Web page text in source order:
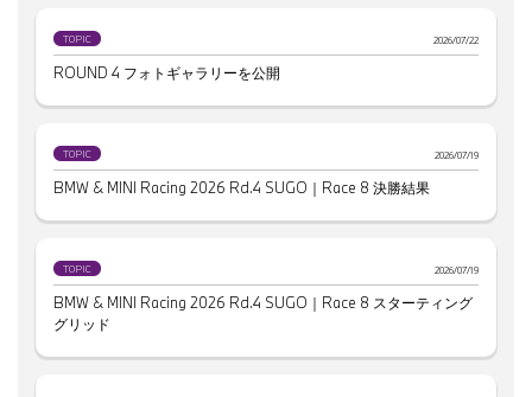
TOPIC 2026/07/22
ROUND 4 フォトギャラリーを公開
TOPIC 2026/07/19
BMW & MINI Racing 2026 Rd.4 SUGO｜Race 8 決勝結果
TOPIC 2026/07/19
BMW & MINI Racing 2026 Rd.4 SUGO｜Race 8 スターティング
グリッド